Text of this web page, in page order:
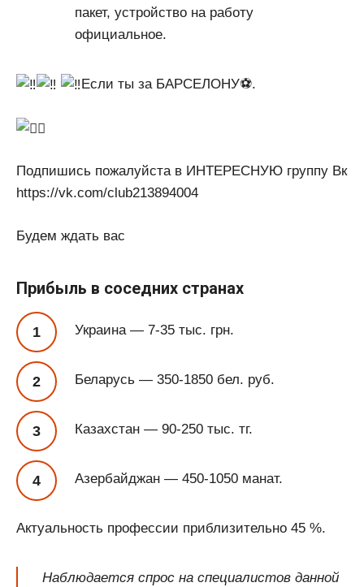
пакет, устройство на работу
официальное.
Если ты за БАРСЕЛОНУ⚽.
Подпишись пожалуйста в ИНТЕРЕСНУЮ группу Вк
https://vk.com/club213894004
Будем ждать вас
Прибыль в соседних странах
Украина — 7-35 тыс. грн.
Беларусь — 350-1850 бел. руб.
Казахстан — 90-250 тыс. тг.
Азербайджан — 450-1050 манат.
Актуальность профессии приблизительно 45 %.
Наблюдается спрос на специалистов данной